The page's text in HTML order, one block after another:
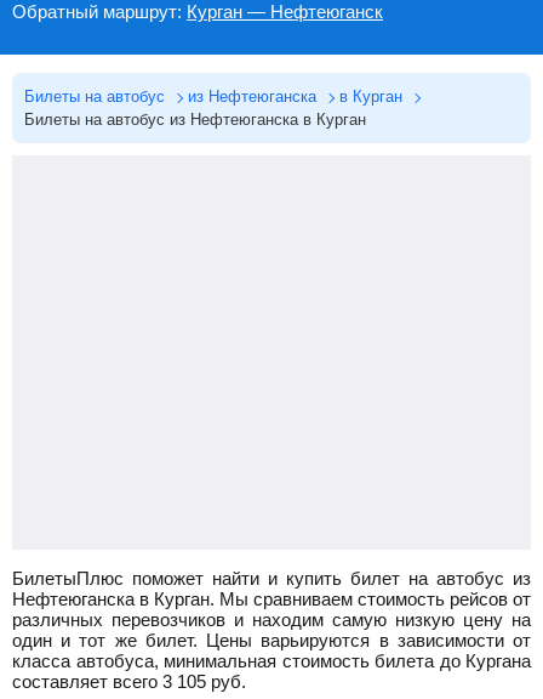
Обратный маршрут: Курган — Нефтеюганск
Билеты на автобус из Нефтеюганска
в Курган
Билеты на автобус из Нефтеюганска в Курган
БилетыПлюс поможет найти и купить билет на автобус из
Нефтеюганска в Курган. Мы сравниваем стоимость рейсов от
различных перевозчиков и находим самую низкую цену на
один и тот же билет. Цены варьируются в зависимости от
класса автобуса, минимальная стоимость билета до Кургана
составляет всего 3 105 руб.